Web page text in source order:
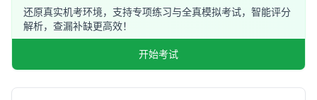
还原真实机考环境，支持专项练习与全真模拟考试，智能评分
解析，查漏补缺更高效！
开始考试